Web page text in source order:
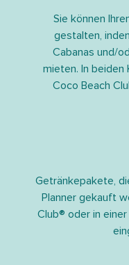
Sie können
gestalten,
Cabanas und/
mieten. In
Coco Beach
Getränkepakete,
Planner gekauft
Club® oder in